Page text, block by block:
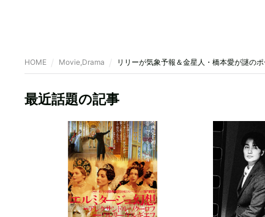
HOME Movie,Drama リリーが気象予報＆金星人・橋本愛が謎の
最近話題の記事